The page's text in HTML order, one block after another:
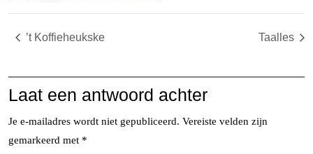
’t Koffieheukske Taalles
Laat een antwoord achter
Je e-mailadres wordt niet gepubliceerd. Vereiste velden zijn
gemarkeerd met *